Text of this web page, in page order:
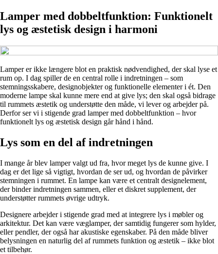
Lamper med dobbeltfunktion: Funktionelt
lys og æstetisk design i harmoni
Lamper er ikke længere blot en praktisk nødvendighed, der skal lyse et
rum op. I dag spiller de en central rolle i indretningen – som
stemningsskabere, designobjekter og funktionelle elementer i ét. Den
moderne lampe skal kunne mere end at give lys; den skal også bidrage
til rummets æstetik og understøtte den måde, vi lever og arbejder på.
Derfor ser vi i stigende grad lamper med dobbeltfunktion – hvor
funktionelt lys og æstetisk design går hånd i hånd.
Lys som en del af indretningen
I mange år blev lamper valgt ud fra, hvor meget lys de kunne give. I
dag er det lige så vigtigt, hvordan de ser ud, og hvordan de påvirker
stemningen i rummet. En lampe kan være et centralt designelement,
der binder indretningen sammen, eller et diskret supplement, der
understøtter rummets øvrige udtryk.
Designere arbejder i stigende grad med at integrere lys i møbler og
arkitektur. Det kan være væglamper, der samtidig fungerer som hylder,
eller pendler, der også har akustiske egenskaber. På den måde bliver
belysningen en naturlig del af rummets funktion og æstetik – ikke blot
et tilbehør.